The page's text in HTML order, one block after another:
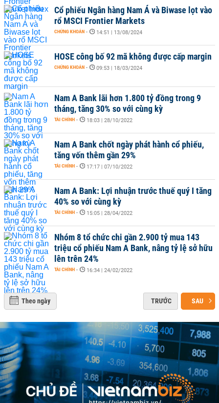
Cổ phiếu Ngân hàng Nam Á và Biwase lọt vào
rổ MSCI Frontier Markets
CHỨNG KHOÁN - 14:51 | 13/08/2024
HOSE công bố 92 mã không được cấp margin
CHỨNG KHOÁN - 09:53 | 18/03/2024
Nam A Bank lãi hơn 1.800 tỷ đồng trong 9
tháng, tăng 30% so với cùng kỳ
TÀI CHÍNH - 18:03 | 28/10/2022
Nam A Bank chốt ngày phát hành cổ phiếu,
tăng vốn thêm gần 29%
TÀI CHÍNH - 17:17 | 07/10/2022
Nam A Bank: Lợi nhuận trước thuế quý I tăng
40% so với cùng kỳ
TÀI CHÍNH - 15:05 | 28/04/2022
Nhóm 8 tổ chức chi gần 2.900 tỷ mua 143
triệu cổ phiếu Nam A Bank, nâng tỷ lệ sở hữu
lên trên 24%
TÀI CHÍNH - 16:34 | 24/02/2022
Theo ngày TRƯỚC SAU